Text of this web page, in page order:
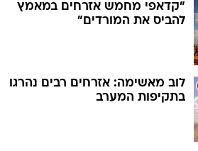
"קדאפי מחמש אזרחים במאמץ
להביס את המורדים"
לוב מאשימה: אזרחים רבים נהרגו
בתקיפות המערב